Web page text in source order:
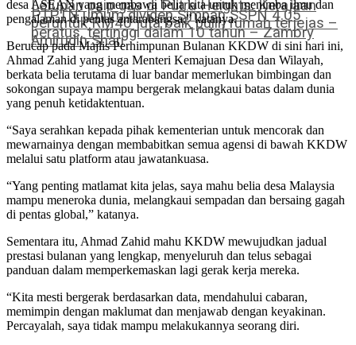
Letupan paip gas di Putra Heights: Kerajaan
peruntuk RM40 juta baik pulih rumah terjejas –
Amirudin Shari
PTPTN umum dividen Simpan SSPN 4.05
peratus, tertinggi dalam 10 tahun – Zambry
desa ASEAN yang membawa belia kita untuk menimba ilmu dan
pengalaman di pentas antarabangsa,” katanya.
Berucap pada Majlis Perhimpunan Bulanan KKDW di sini hari ini,
Ahmad Zahid yang juga Menteri Kemajuan Desa dan Wilayah,
berkata belia terutama di luar bandar memerlukan bimbingan dan
sokongan supaya mampu bergerak melangkaui batas dalam dunia
yang penuh ketidaktentuan.
“Saya serahkan kepada pihak kementerian untuk mencorak dan
mewarnainya dengan membabitkan semua agensi di bawah KKDW
melalui satu platform atau jawatankuasa.
“Yang penting matlamat kita jelas, saya mahu belia desa Malaysia
mampu meneroka dunia, melangkaui sempadan dan bersaing gagah
di pentas global,” katanya.
Sementara itu, Ahmad Zahid mahu KKDW mewujudkan jadual
prestasi bulanan yang lengkap, menyeluruh dan telus sebagai
panduan dalam memperkemaskan lagi gerak kerja mereka.
“Kita mesti bergerak berdasarkan data, mendahului cabaran,
memimpin dengan maklumat dan menjawab dengan keyakinan.
Percayalah, saya tidak mampu melakukannya seorang diri.